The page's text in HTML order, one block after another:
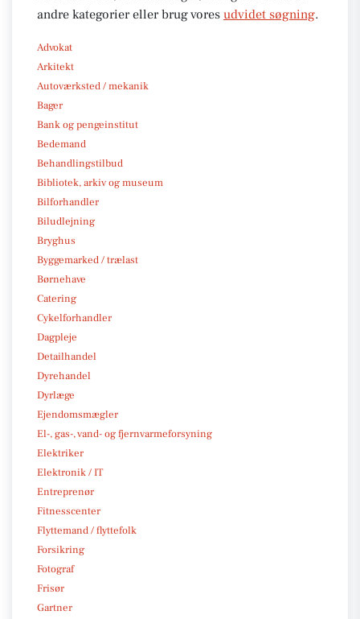
andre kategorier eller brug vores udvidet søgning.
Advokat
Arkitekt
Autoværksted / mekanik
Bager
Bank og pengeinstitut
Bedemand
Behandlingstilbud
Bibliotek, arkiv og museum
Bilforhandler
Biludlejning
Bryghus
Byggemarked / trælast
Børnehave
Catering
Cykelforhandler
Dagpleje
Detailhandel
Dyrehandel
Dyrlæge
Ejendomsmægler
El-, gas-, vand- og fjernvarmeforsyning
Elektriker
Elektronik / IT
Entreprenør
Fitnesscenter
Flyttemand / flyttefolk
Forsikring
Fotograf
Frisør
Gartner